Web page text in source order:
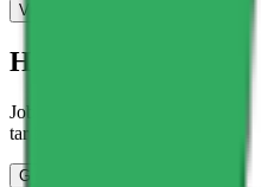
Vurder arbeidsplass
Halloooooo?
Jobber det noen her, eller? Ingen
tar bare noen få tastetrykk.
Gjør krav på siden